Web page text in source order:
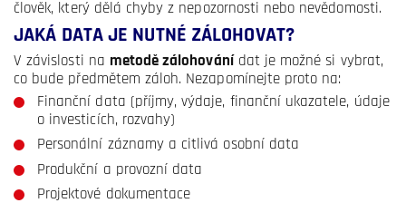
člověk, který dělá chyby z nepozornosti nebo nevědomosti.
JAKÁ DATA JE NUTNÉ ZÁLOHOVAT?
V závislosti na metodě zálohovánídat je možné si vybrat,
co bude předmětem záloh. Nezapomínejte proto na:
Finanční data (příjmy, výdaje, finanční ukazatele, údaje
o investicích, rozvahy)
Personální záznamy a citlivá osobní data
Produkční a provozní data
Projektové dokumentace